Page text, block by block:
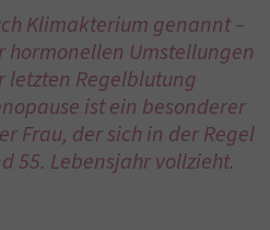
Klimakterium genannt –
hormonellen Umstellungen
letzten Regelblutung
ist ein besonderer
Frau, der sich in der Regel
55. Lebensjahr vollzieht.